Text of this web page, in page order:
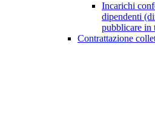
Incarichi
dipendenti
pubblicare in
Contrattazione